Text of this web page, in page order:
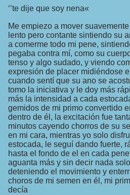
‘’te dije que soy nena«
Me empiezo a mover
lento pero contante sintiendo su
a comerme todo mi pene,
pegaba contra mí, como su
tenso y algo sudado, y viendo
expresión de placer midiéndose
cuando sentí que su ano se
tomo la iniciativa y le doy más
más la intensidad a cada
gemidos de mi primo convertido
dentro de él, la excitación fue
minutos cayendo chorros de su
en mi cara, mientras yo solo
estocada, le seguí dando fuerte,
hasta el fondo de el en cada
aguanta más y sin decir nada
deteniendo el movimiento y
choros de mi semen en él, mi
decía